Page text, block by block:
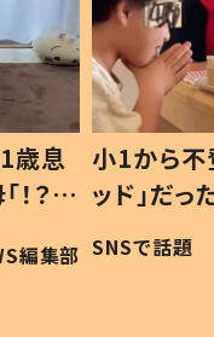
ギフテ
給食”を
編集部
ひ孫に
が、抱
「涙
い」